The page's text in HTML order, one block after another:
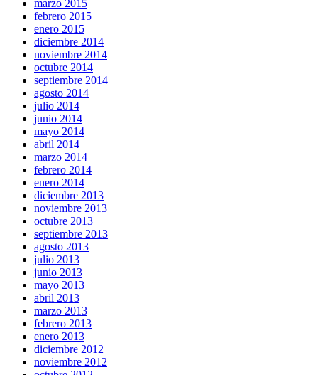
marzo 2015
febrero 2015
enero 2015
diciembre 2014
noviembre 2014
octubre 2014
septiembre 2014
agosto 2014
julio 2014
junio 2014
mayo 2014
abril 2014
marzo 2014
febrero 2014
enero 2014
diciembre 2013
noviembre 2013
octubre 2013
septiembre 2013
agosto 2013
julio 2013
junio 2013
mayo 2013
abril 2013
marzo 2013
febrero 2013
enero 2013
diciembre 2012
noviembre 2012